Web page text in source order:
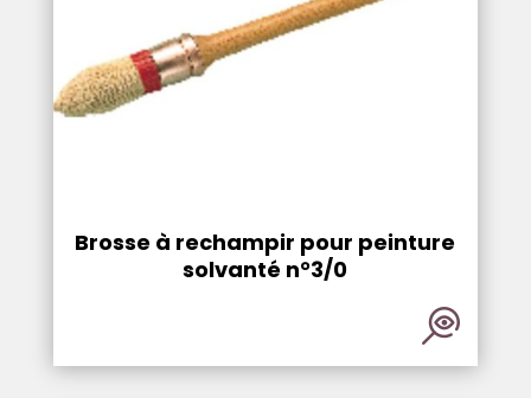
Brosse à rechampir pour peinture
solvanté n°3/0